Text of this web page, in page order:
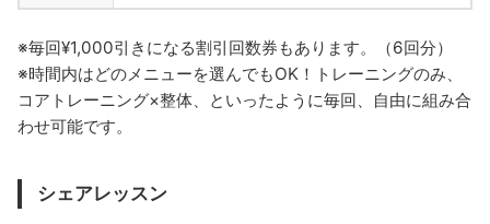
※毎回¥1,000引きになる割引回数券もあります。（6回分）
※時間内はどのメニューを選んでもOK！トレーニングのみ、
コアトレーニング×整体、といったように毎回、自由に組み合
わせ可能です。
シェアレッスン